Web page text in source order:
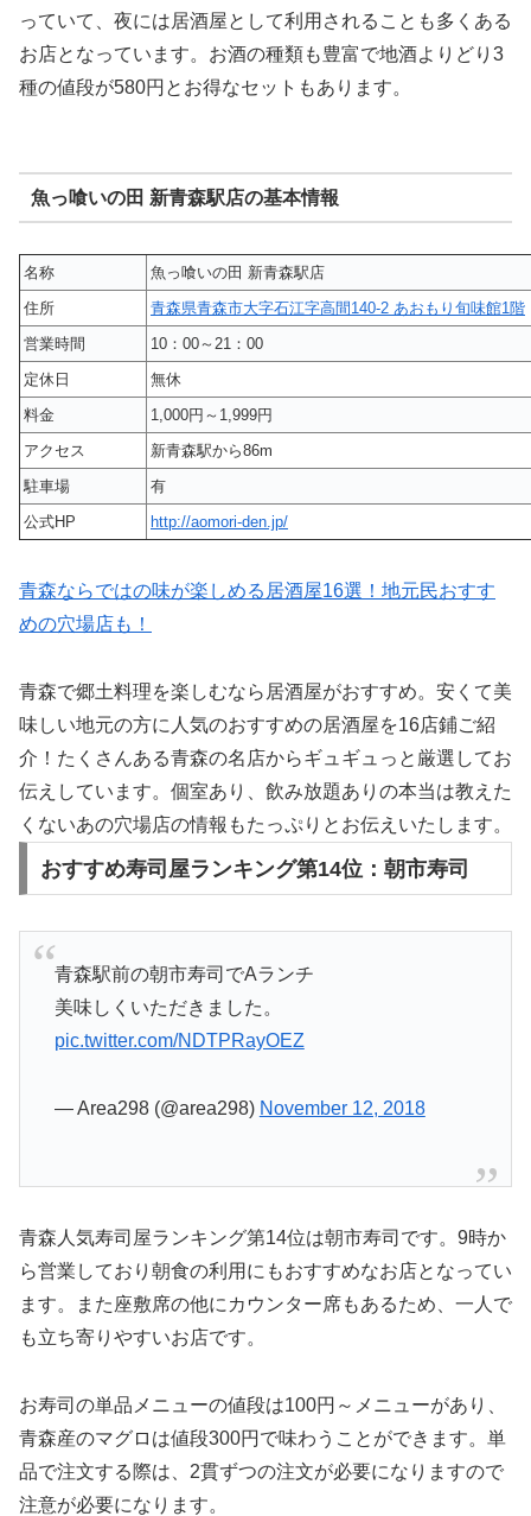
っていて、夜には居酒屋として利用されることも多くある
お店となっています。お酒の種類も豊富で地酒よりどり3
種の値段が580円とお得なセットもあります。
魚っ喰いの田 新青森駅店の基本情報
名称
魚っ喰いの田 新青森駅店
住所
青森県青森市大字石江字高間140-2 あおもり旬味館1階
営業時間
10：00～21：00
定休日
無休
料金
1,000円～1,999円
アクセス
新青森駅から86m
駐車場
有
公式HP
http://aomori-den.jp/
青森ならではの味が楽しめる居酒屋16選！地元民おすす
めの穴場店も！
青森で郷土料理を楽しむなら居酒屋がおすすめ。安くて美
味しい地元の方に人気のおすすめの居酒屋を16店鋪ご紹
介！たくさんある青森の名店からギュギュっと厳選してお
伝えしています。個室あり、飲み放題ありの本当は教えた
くないあの穴場店の情報もたっぷりとお伝えいたします。
おすすめ寿司屋ランキング第14位：朝市寿司
青森駅前の朝市寿司でAランチ
美味しくいただきました。
pic.twitter.com/NDTPRayOEZ
— Area298 (@area298) November 12, 2018
青森人気寿司屋ランキング第14位は朝市寿司です。9時か
ら営業しており朝食の利用にもおすすめなお店となってい
ます。また座敷席の他にカウンター席もあるため、一人で
も立ち寄りやすいお店です。
お寿司の単品メニューの値段は100円～メニューがあり、
青森産のマグロは値段300円で味わうことができます。単
品で注文する際は、2貫ずつの注文が必要になりますので
注意が必要になります。